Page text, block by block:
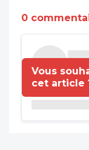
0
Vous
cet article